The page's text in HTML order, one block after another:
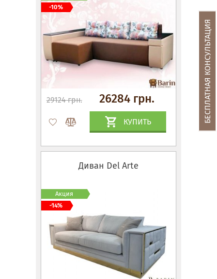
29124 грн. 26284 грн.
КУПИТЬ
-10%
Диван Del Arte
Акция
-14%
БЕСПЛАТНАЯ КОНСУЛЬТАЦИЯ